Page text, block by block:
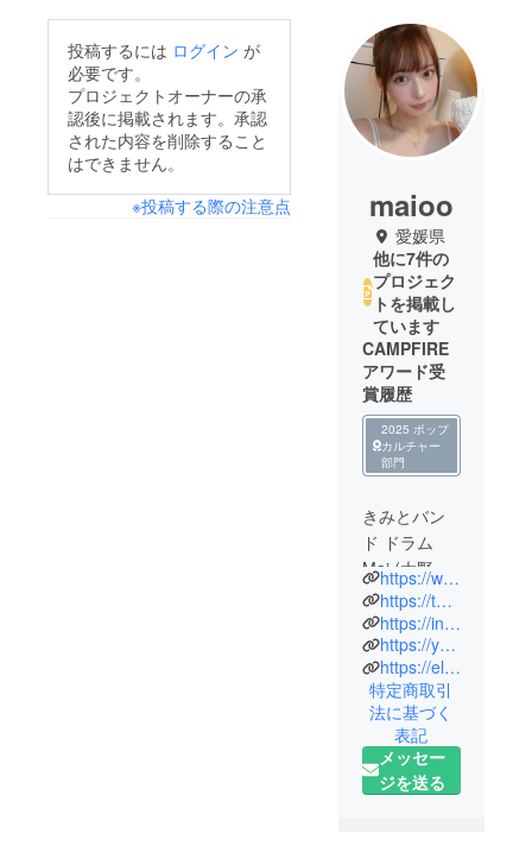
投稿するには ログイン が
必要です。
プロジェクトオーナーの承
認後に掲載されます。承認
された内容を削除すること
はできません。
※投稿する際の注意点
maioo
愛媛県
他に7件の
プロジェク
トを掲載し
ています
CAMPFIRE
アワード受
賞履歴
2025 ポップ
カルチャー
部門
きみとバン
ド ドラム
Mai (大野真
依)
日本一美し
いドラマー
と評される
ほどビジュ
アルには定
評がある。
SNSでの人
https://www.tiktok.com/@maixx1024
https://twitter.com/with48263996
https://instagram.com/mai__24_
https://youtube.com/@maioonotaimu
https://elv01.page.link/GKcZX1vqJMUXAdQm8
特定商取引
法に基づく
表記
メッセー
ジを送る